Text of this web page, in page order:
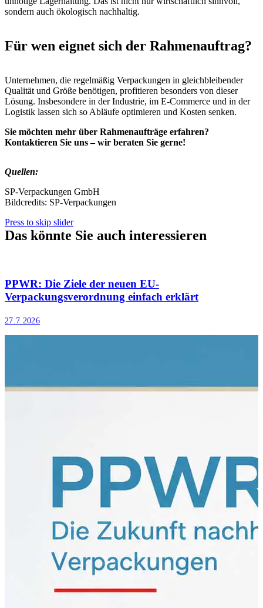
sondern auch ökologisch nachhaltig.
Für wen eignet sich der Rahmenauftrag?
Unternehmen, die regelmäßig Verpackungen in gleichbleibender
Qualität und Größe benötigen, profitieren besonders von dieser
Lösung. Insbesondere in der Industrie, im E-Commerce und in der
Logistik lassen sich so Abläufe optimieren und Kosten senken.
Sie möchten mehr über Rahmenaufträge erfahren?
Kontaktieren Sie uns – wir beraten Sie gerne!
Quellen:
SP-Verpackungen GmbH
Bildcredits: SP-Verpackungen
Press to skip slider
Das könnte Sie auch interessieren
PPWR: Die Ziele der neuen EU-
Verpackungsverordnung einfach erklärt
27.7.2026